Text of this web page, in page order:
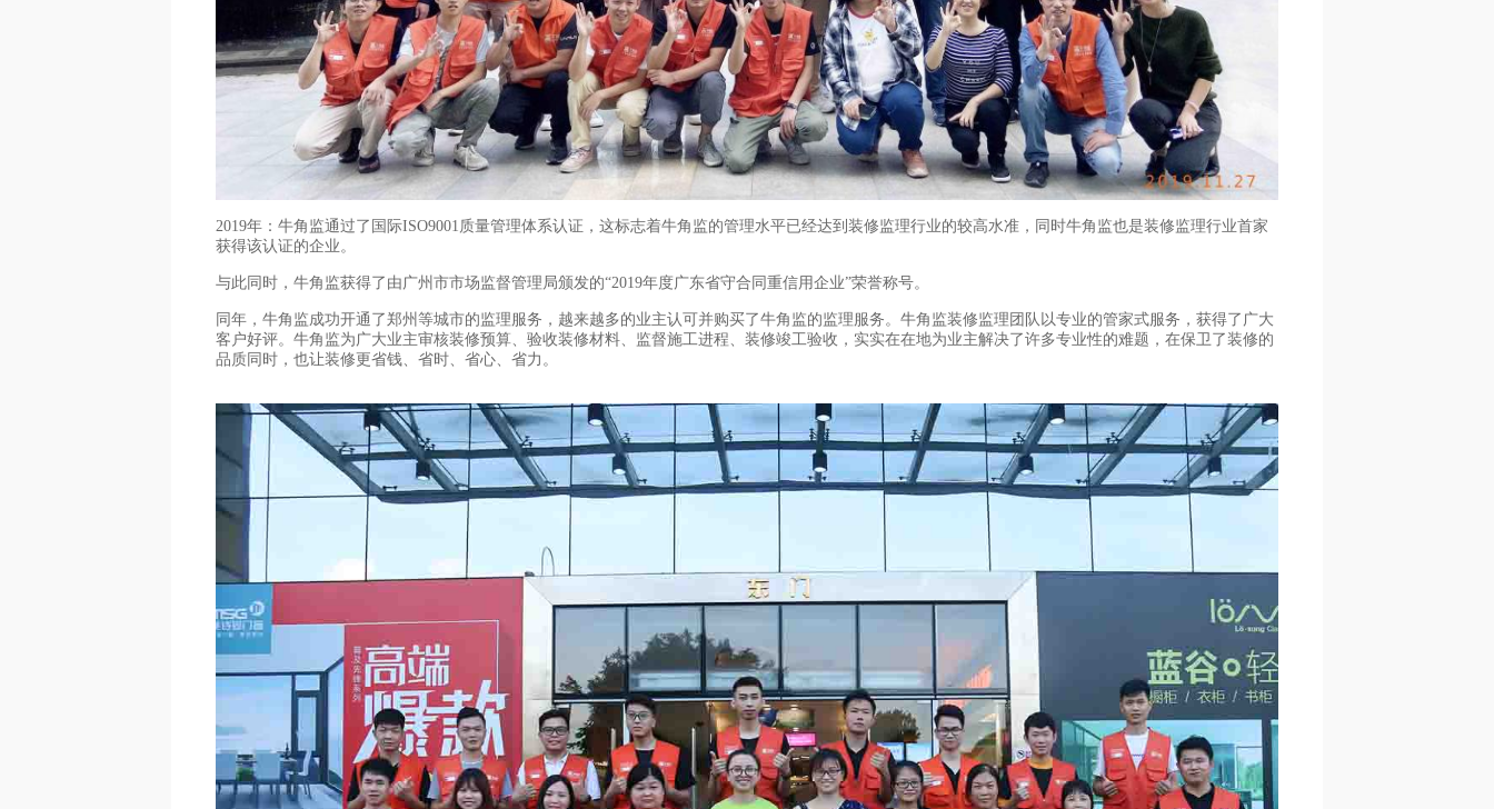
2019年：牛角监通过了国际ISO9001质量管理体系认证，这标志着牛角监的管理水平已经达到装修监理行业的较高水准，同时牛角监也是装修监理行业首家
获得该认证的企业。
与此同时，牛角监获得了由广州市市场监督管理局颁发的“2019年度广东省守合同重信用企业”荣誉称号。
同年，牛角监成功开通了郑州等城市的监理服务，越来越多的业主认可并购买了牛角监的监理服务。牛角监装修监理团队以专业的管家式服务，获得了广大
客户好评。牛角监为广大业主审核装修预算、验收装修材料、监督施工进程、装修竣工验收，实实在在地为业主解决了许多专业性的难题，在保卫了装修的
品质同时，也让装修更省钱、省时、省心、省力。